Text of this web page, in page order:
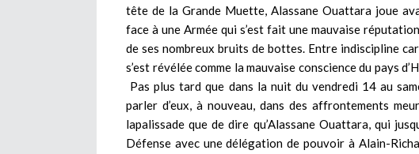
tête de la Grande Muette, Alassane Ouattara joue
face à une Armée qui s’est fait une mauvaise
de ses nombreux bruits de bottes. Entre indiscipline
s’est révélée comme la mauvaise conscience du pays
Pas plus tard que dans la nuit du vendredi 14 au
parler d’eux, à nouveau, dans des affrontements
lapalissade que de dire qu’Alassane Ouattara, qui
Défense avec une délégation de pouvoir à Alain-